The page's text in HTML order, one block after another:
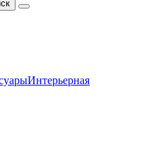
Интерьерная